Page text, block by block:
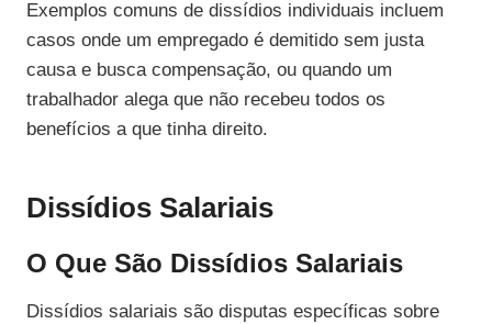
Exemplos comuns de dissídios individuais incluem
casos onde um empregado é demitido sem justa
causa e busca compensação, ou quando um
trabalhador alega que não recebeu todos os
benefícios a que tinha direito.
Dissídios Salariais
O Que São Dissídios Salariais
Dissídios salariais são disputas específicas sobre